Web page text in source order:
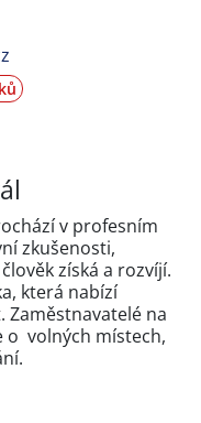
v profesním
zkušenosti,
získá a rozvíjí.
která nabízí
na
o volných místech,